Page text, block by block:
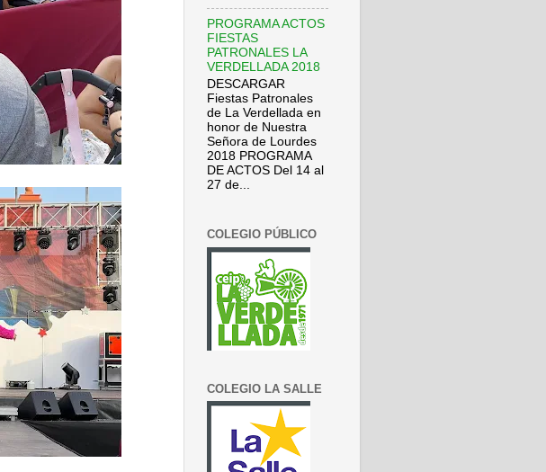
PROGRAMA ACTOS
FIESTAS
PATRONALES LA
VERDELLADA 2018
DESCARGAR
Fiestas Patronales
de La Verdellada en
honor de Nuestra
Señora de Lourdes
2018 PROGRAMA
DE ACTOS Del 14 al
27 de...
COLEGIO PÚBLICO
COLEGIO LA SALLE